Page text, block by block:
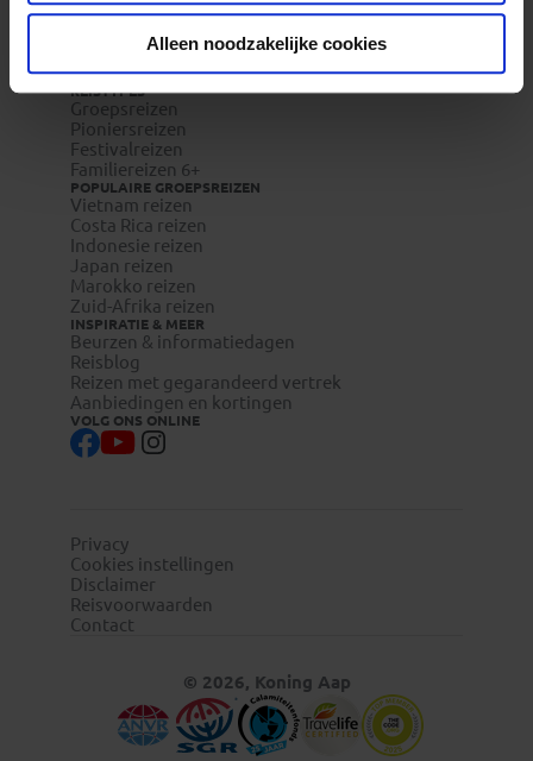
Alleen noodzakelijke cookies
Duurzaam toerisme
Vacatures
Veelgestelde vragen
Reisverzekeringen
REISTYPES
Groepsreizen
Pioniersreizen
Festivalreizen
Familiereizen 6+
POPULAIRE GROEPSREIZEN
Vietnam reizen
Costa Rica reizen
Indonesie reizen
Japan reizen
Marokko reizen
Zuid-Afrika reizen
INSPIRATIE & MEER
Beurzen & informatiedagen
Reisblog
Reizen met gegarandeerd vertrek
Aanbiedingen en kortingen
VOLG ONS ONLINE
Privacy
Cookies instellingen
Disclaimer
Reisvoorwaarden
Contact
© 2026, Koning Aap